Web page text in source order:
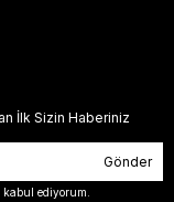
İlk Sizin Haberiniz
Gönder
kabul ediyorum.